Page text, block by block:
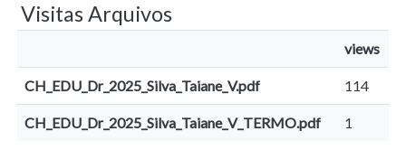
Visitas Arquivos
views
CH_EDU_Dr_2025_Silva_Taiane_V.pdf 114
CH_EDU_Dr_2025_Silva_Taiane_V_TERMO.pdf 1